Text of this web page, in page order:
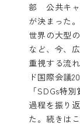
部 公共キャ
が決まった
世界の大型
など、今、
重視する流
ド国際会議
「SDGs特
過程を振り
た。 続きは